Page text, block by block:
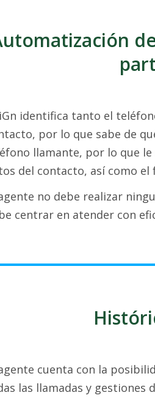
identifica tanto el
por lo que sabe de
llamante, por lo que
del contacto, así como
no debe realizar
centrar en atender con
cuenta con la
las llamadas y